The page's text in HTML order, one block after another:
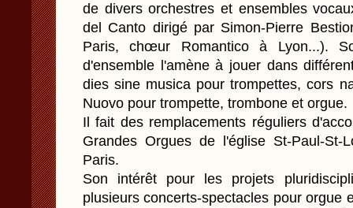
de divers orchestres et ensembles
del Canto dirigé par Simon-Pierre
Paris, chœur Romantico à Lyon...).
d'ensemble l'amène à jouer dans
dies sine musica pour trompettes, cors
Nuovo pour trompette, trombone et orgue.
Il fait des remplacements réguliers
Grandes Orgues de l'église St-Paul-
Paris.
Son intérêt pour les projets
plusieurs concerts-spectacles pour orgue